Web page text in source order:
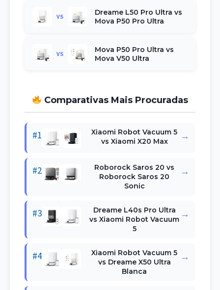
VS
Dreame L50 Pro Ultra vs
Mova P50 Pro Ultra
VS
Mova P50 Pro Ultra vs
Mova V50 Ultra
Comparativas Mais Procuradas
#1
Xiaomi Robot Vacuum 5
vs Xiaomi X20 Max
→
#2
Roborock Saros 20 vs
Roborock Saros 20
Sonic
→
#3
Dreame L40s Pro Ultra
vs Xiaomi Robot Vacuum
5
→
#4
Xiaomi Robot Vacuum 5
vs Dreame X50 Ultra
Blanca
→